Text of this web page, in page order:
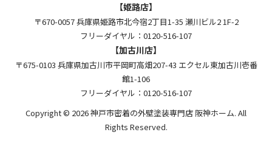
【姫路店】
〒670-0057 兵庫県姫路市北今宿2丁目1-35 瀬川ビル2 1F-2
フリーダイヤル：0120-516-107
【加古川店】
〒675-0103 兵庫県加古川市平岡町高畑207-43 エクセル東加古川壱番
館1-106
フリーダイヤル：0120-516-107
Copyright © 2026 神戸市密着の外壁塗装専門店 阪神ホーム. All
Rights Reserved.